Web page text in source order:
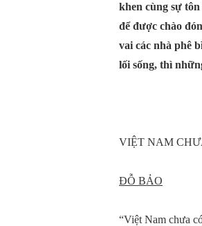
khen cùng sự
để được chào
vai các nhà phê
lối sống, thì
VIỆT NAM
ĐỖ BẢO
“Việt Nam chưa